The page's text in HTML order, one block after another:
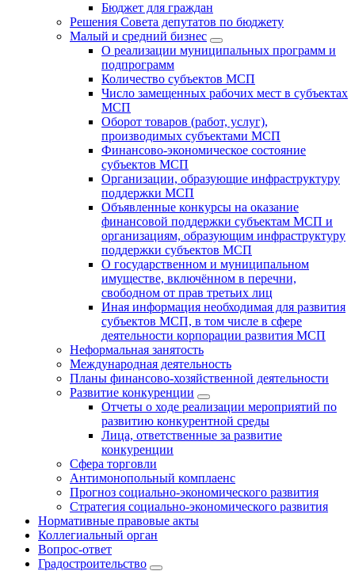
Бюджет для граждан
Решения Совета депутатов по бюджету
Малый и средний бизнес
О реализации муниципальных программ и
подпрограмм
Количество субъектов МСП
Число замещенных рабочих мест в субъектах
МСП
Оборот товаров (работ, услуг),
производимых субъектами МСП
Финансово-экономическое состояние
субъектов МСП
Организации, образующие инфраструктуру
поддержки МСП
Объявленные конкурсы на оказание
финансовой поддержки субъектам МСП и
организациям, образующим инфраструктуру
поддержки субъектов МСП
О государственном и муниципальном
имуществе, включённом в перечни,
свободном от прав третьих лиц
Иная информация необходимая для развития
субъектов МСП, в том числе в сфере
деятельности корпорации развития МСП
Неформальная занятость
Международная деятельность
Планы финансово-хозяйственной деятельности
Развитие конкуренции
Отчеты о ходе реализации мероприятий по
развитию конкурентной среды
Лица, ответственные за развитие
конкуренции
Сфера торговли
Антимонопольный комплаенс
Прогноз социально-экономического развития
Стратегия социально-экономического развития
Нормативные правовые акты
Коллегиальный орган
Вопрос-ответ
Градостроительство